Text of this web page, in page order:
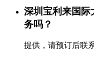
深圳宝利来国际
务吗？
提供，请预订后联